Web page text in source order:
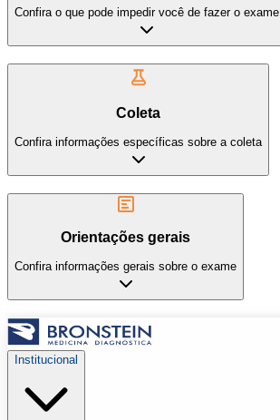
Confira o que pode impedir você de fazer o exame
Coleta
Confira informações específicas sobre a coleta
Orientações gerais
Confira informações gerais sobre o exame
Institucional